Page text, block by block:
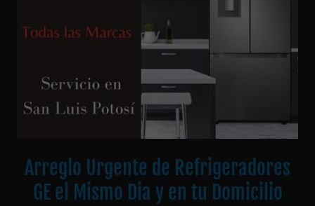
Arreglo Urgente de Refrigeradores
GE el Mismo Dia y en tu Domicilio